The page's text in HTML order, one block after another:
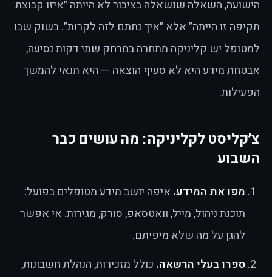
הישועה, השאלה שנשאלה בציבור לא הייתה ״איזו קבוצת
תקיפה זו הייתה״ אלא ״איך נתתם לזה לקרות״. בשוק שבו
למטופל יש קליניקה מתחרה במרחק שתי דקות נסיעה,
אבטחת מידע היא לא סעיף הוצאה — היא תנאי להמשך
הפעילות.
צ׳קליסט לקליניקה: מה עושים כבר
השבוע
מפו את המידע. איפה יושב מידע מטופלים בפועל:
תוכנת ניהול, מייל, וואטסאפ, סורק, מגירות. אי אפשר
להגן על מה שלא מיפיתם.
ספרו בעלי הרשאה. כולל מזכירות, הנהלת חשבונות,